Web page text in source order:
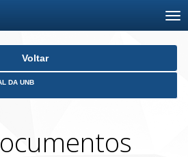
Voltar
DA UNB